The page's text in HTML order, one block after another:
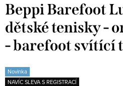
Beppi Barefoot
dětské tenisky -
- barefoot svítící
Novinka
NAVÍC SLEVA S REGISTRACÍ